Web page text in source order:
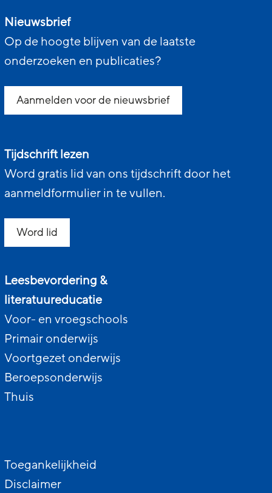
Nieuwsbrief
Op de hoogte blijven van de laatste
onderzoeken en publicaties?
Aanmelden voor de nieuwsbrief
Tijdschrift lezen
Word gratis lid van ons tijdschrift door het
aanmeldformulier in te vullen.
Word lid
Leesbevordering &
literatuureducatie
Voor- en vroegschools
Primair onderwijs
Voortgezet onderwijs
Beroepsonderwijs
Thuis
Toegankelijkheid
Disclaimer